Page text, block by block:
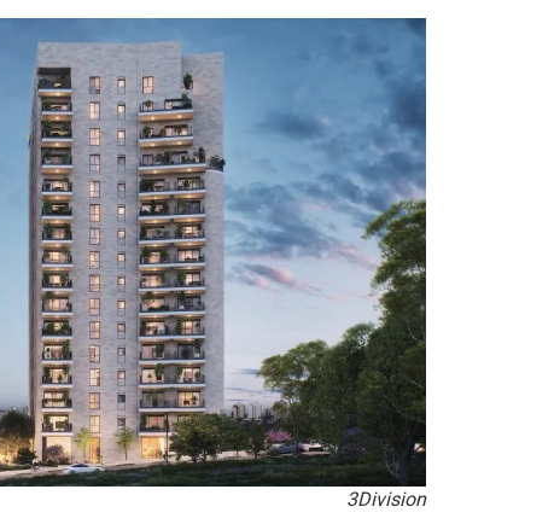
3Division